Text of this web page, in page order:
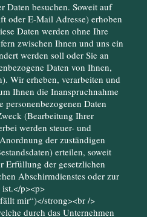
Daten besuchen. Soweit auf
oder E-Mail Adresse) erhoben
Daten werden ohne Ihre
zwischen Ihnen und uns ein
werden soll oder Sie an
Daten von Ihnen,
Wir erheben, verarbeiten und
Ihnen die Inanspruchnahme
personenbezogenen Daten
(Bearbeitung Ihrer
werden steuer- und
der zuständigen
erteilen, soweit
Erfüllung der gesetzlichen
Abschirmdienstes oder zur
p><p>
mir“)</strong><br />
durch das Unternehmen